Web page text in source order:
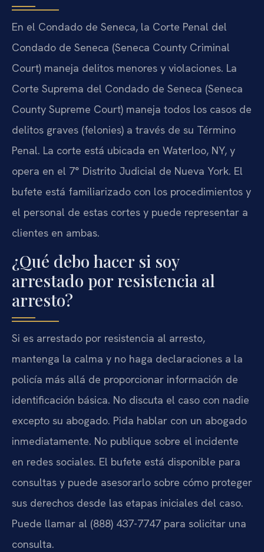
En el Condado de Seneca, la Corte Penal del
Condado de Seneca (Seneca County Criminal
Court) maneja delitos menores y violaciones. La
Corte Suprema del Condado de Seneca (Seneca
County Supreme Court) maneja todos los casos de
delitos graves (felonies) a través de su Término
Penal. La corte está ubicada en Waterloo, NY, y
opera en el 7° Distrito Judicial de Nueva York. El
bufete está familiarizado con los procedimientos y
el personal de estas cortes y puede representar a
clientes en ambas.
¿Qué debo hacer si soy
arrestado por resistencia al
arresto?
Si es arrestado por resistencia al arresto,
mantenga la calma y no haga declaraciones a la
policía más allá de proporcionar información de
identificación básica. No discuta el caso con nadie
excepto su abogado. Pida hablar con un abogado
inmediatamente. No publique sobre el incidente
en redes sociales. El bufete está disponible para
consultas y puede asesorarlo sobre cómo proteger
sus derechos desde las etapas iniciales del caso.
Puede llamar al (888) 437-7747 para solicitar una
consulta.